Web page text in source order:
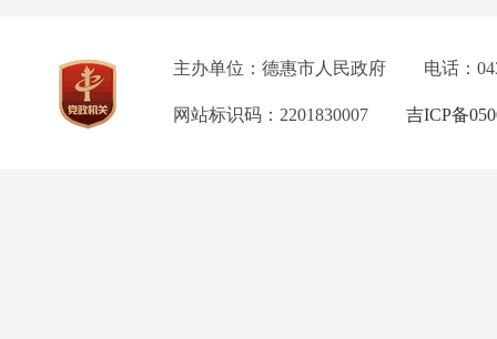
主办单位：德惠市人民政府 电话：
网站标识码：2201830007 吉ICP备